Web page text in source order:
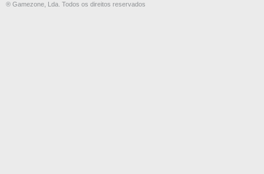
® Gamezone, Lda. Todos os direitos reservados